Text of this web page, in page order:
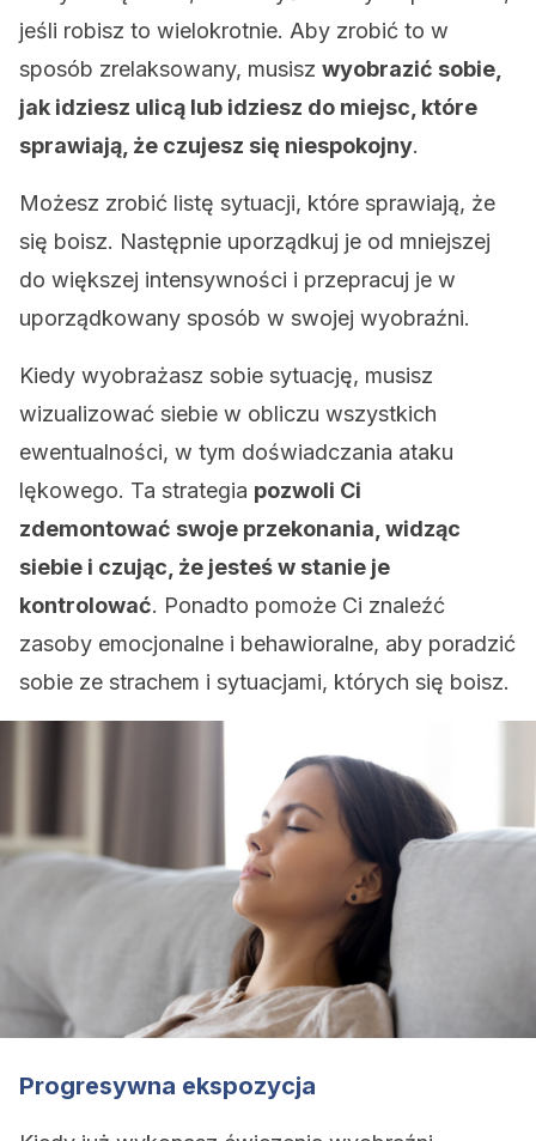
jeśli robisz to wielokrotnie. Aby zrobić to w
sposób zrelaksowany, musisz wyobrazić sobie,
jak idziesz ulicą lub idziesz do miejsc, które
sprawiają, że czujesz się niespokojny.
Możesz zrobić listę sytuacji, które sprawiają, że
się boisz. Następnie uporządkuj je od mniejszej
do większej intensywności i przepracuj je w
uporządkowany sposób w swojej wyobraźni.
Kiedy wyobrażasz sobie sytuację, musisz
wizualizować siebie w obliczu wszystkich
ewentualności, w tym doświadczania ataku
lękowego. Ta strategia pozwoli Ci
zdemontować swoje przekonania, widząc
siebie i czując, że jesteś w stanie je
kontrolować. Ponadto pomoże Ci znaleźć
zasoby emocjonalne i behawioralne, aby poradzić
sobie ze strachem i sytuacjami, których się boisz.
Progresywna ekspozycja